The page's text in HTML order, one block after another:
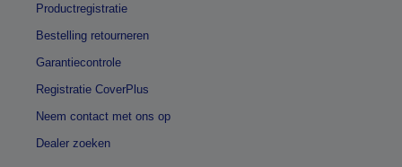
Productregistratie
Bestelling retourneren
Garantiecontrole
Registratie CoverPlus
Neem contact met ons op
Dealer zoeken